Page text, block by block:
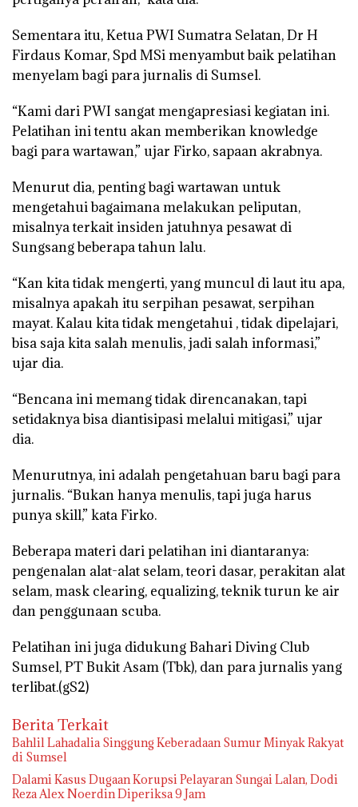
Sementara itu, Ketua PWI Sumatra Selatan, Dr H
Firdaus Komar, Spd MSi menyambut baik pelatihan
menyelam bagi para jurnalis di Sumsel.
“Kami dari PWI sangat mengapresiasi kegiatan ini.
Pelatihan ini tentu akan memberikan knowledge
bagi para wartawan,” ujar Firko, sapaan akrabnya.
Menurut dia, penting bagi wartawan untuk
mengetahui bagaimana melakukan peliputan,
misalnya terkait insiden jatuhnya pesawat di
Sungsang beberapa tahun lalu.
“Kan kita tidak mengerti, yang muncul di laut itu apa,
misalnya apakah itu serpihan pesawat, serpihan
mayat. Kalau kita tidak mengetahui , tidak dipelajari,
bisa saja kita salah menulis, jadi salah informasi,”
ujar dia.
“Bencana ini memang tidak direncanakan, tapi
setidaknya bisa diantisipasi melalui mitigasi,” ujar
dia.
Menurutnya, ini adalah pengetahuan baru bagi para
jurnalis. “Bukan hanya menulis, tapi juga harus
punya skill,” kata Firko.
Beberapa materi dari pelatihan ini diantaranya:
pengenalan alat-alat selam, teori dasar, perakitan alat
selam, mask clearing, equalizing, teknik turun ke air
dan penggunaan scuba.
Pelatihan ini juga didukung Bahari Diving Club
Sumsel, PT Bukit Asam (Tbk), dan para jurnalis yang
terlibat.(gS2)
Berita Terkait
Bahlil Lahadalia Singgung Keberadaan Sumur Minyak Rakyat
di Sumsel
Dalami Kasus Dugaan Korupsi Pelayaran Sungai Lalan, Dodi
Reza Alex Noerdin Diperiksa 9 Jam